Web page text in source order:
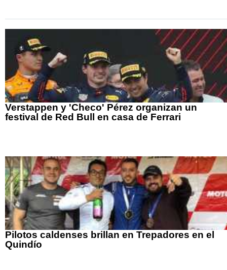
Verstappen y 'Checo' Pérez organizan un
festival de Red Bull en casa de Ferrari
Pilotos caldenses brillan en Trepadores en el
Quindío